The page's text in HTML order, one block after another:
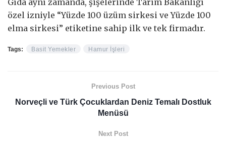
özel izniyle “Yüzde 100 üzüm sirkesi ve Yüzde 100
elma sirkesi” etiketine sahip ilk ve tek firmadır.
Tags: Basit Yemekler Hamur İşleri
Previous Post
Norveçli ve Türk Çocuklardan Deniz Temalı Dostluk
Menüsü
Next Post